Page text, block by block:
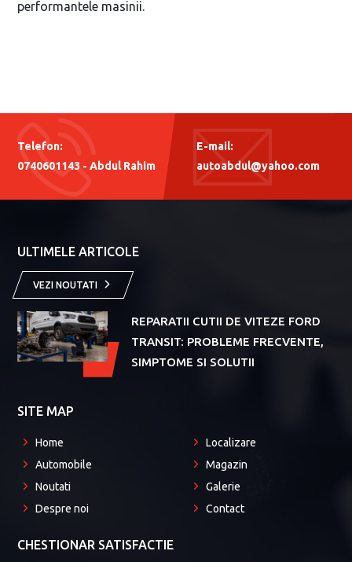
performantele masinii.
ULTIMELE ARTICOLE
Aug
REPARATII CUTII DE VITEZE FORD
TRANSIT: PROBLEME FRECVENTE,
SIMPTOME SI SOLUTII
VEZI NOUTATI
Telefon:
0740601143 - Abdul Rahim
E-mail:
autoabdul@yahoo.com
SITE MAP
Home
Automobile
Noutati
Despre noi
Localizare
Magazin
Galerie
Contact
CHESTIONAR SATISFACTIE